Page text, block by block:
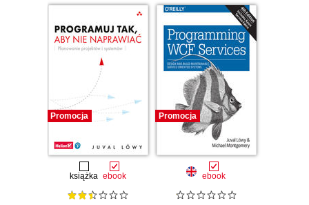
Promocja
książka ebook
Promocja
ebook